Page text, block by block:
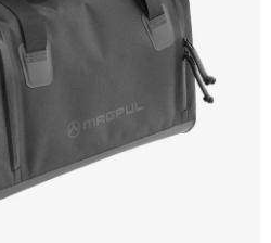
供しなければならない個人情報（注文者
、電話番号、受取人住所を含むがこれに
サービスで必要な範囲内で利用されま
理、利用について、詳細はAFTEE公式ホ
処理及び利用に関する声明』をご参照く
を通過すれば、最高額がNT$10,000にな
、その金額に基づいて年利20%の遅延滞
用者は、事前に法定代理人または後見人
ただけます。